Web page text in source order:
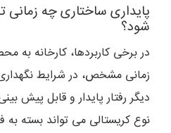
پایداری ساختاری چه
شود؟
در برخی کاربردها، کارخانه به
زمانی مشخص، در شرایط
دیگر رفتار پایدار و قابل پیش
نوع کریستالی می تواند بسته